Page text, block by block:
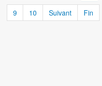
9 10 Suivant Fin